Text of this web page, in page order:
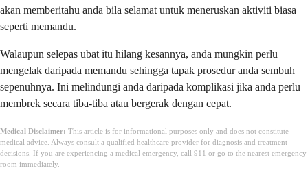
akan memberitahu anda bila selamat untuk meneruskan aktiviti biasa
seperti memandu.
Walaupun selepas ubat itu hilang kesannya, anda mungkin perlu
mengelak daripada memandu sehingga tapak prosedur anda sembuh
sepenuhnya. Ini melindungi anda daripada komplikasi jika anda perlu
membrek secara tiba-tiba atau bergerak dengan cepat.
Medical Disclaimer: This article is for informational purposes only and does not constitute
medical advice. Always consult a qualified healthcare provider for diagnosis and treatment
decisions. If you are experiencing a medical emergency, call 911 or go to the nearest emergency
room immediately.